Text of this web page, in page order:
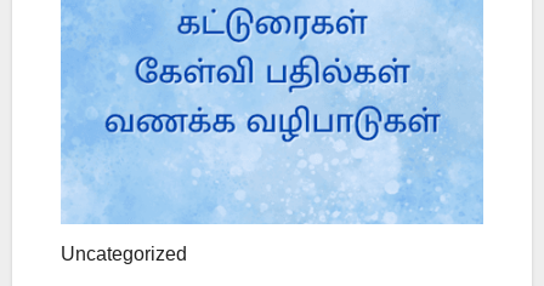
Uncategorized